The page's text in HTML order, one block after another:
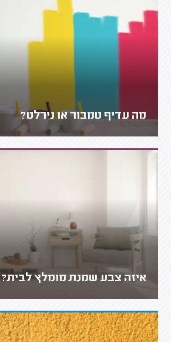
מה עדיף טמבור או נירלט?
איזה צבע שמנת מומלץ לבית?